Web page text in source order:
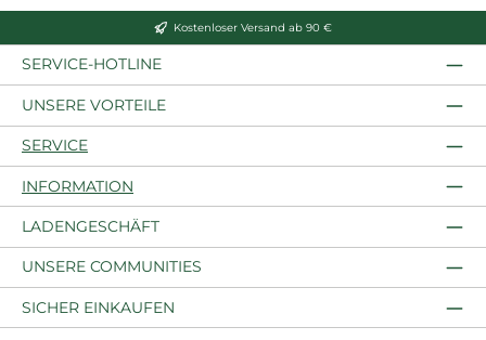
Kostenloser Versand ab 90 €
SERVICE-HOTLINE
UNSERE VORTEILE
SERVICE
INFORMATION
LADENGESCHÄFT
UNSERE COMMUNITIES
SICHER EINKAUFEN